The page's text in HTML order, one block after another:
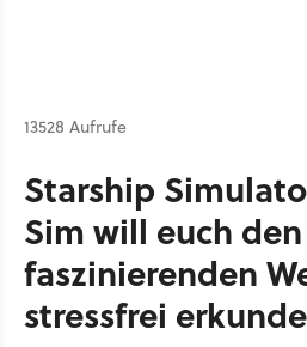
13528 Aufrufe
Starship
Sim will euch den
faszinierenden
stressfrei